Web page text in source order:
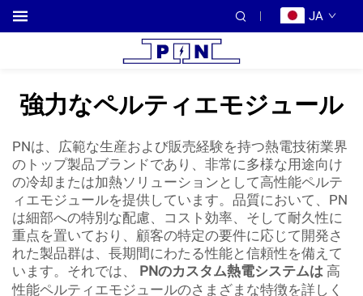
JA
強力なペルティエモジュール
PNは、広範な生産および販売経験を持つ熱電技術業界
のトップ製品ブランドであり、非常に多様な用途向け
の冷却または加熱ソリューションとして高性能ペルテ
ィエモジュールを提供しています。品質において、PN
は細部への特別な配慮、コスト効率、そして耐久性に
重点を置いており、顧客の特定の要件に応じて開発さ
れた製品群は、長期間にわたる性能と信頼性を備えて
います。それでは、 PNのカスタム熱電システムは 高
性能ペルティエモジュールのさまざまな特徴を詳しく